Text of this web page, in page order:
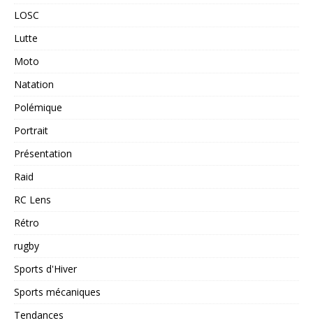
LOSC
Lutte
Moto
Natation
Polémique
Portrait
Présentation
Raid
RC Lens
Rétro
rugby
Sports d'Hiver
Sports mécaniques
Tendances